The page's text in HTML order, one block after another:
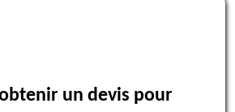
un devis pour